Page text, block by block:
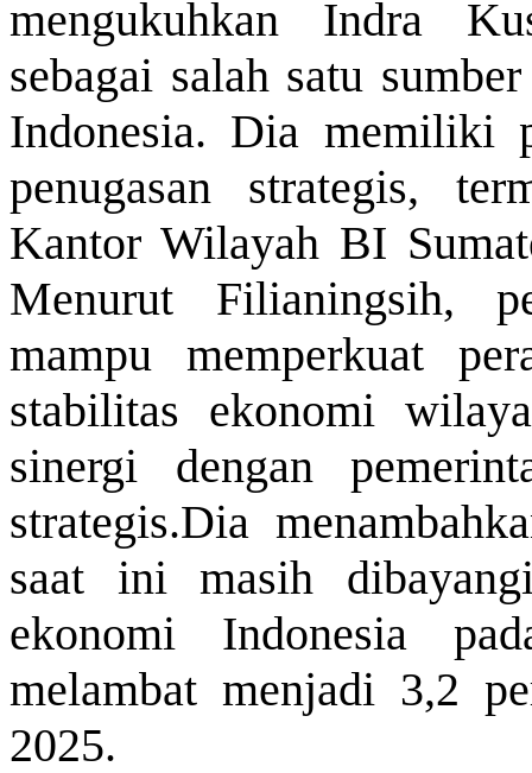
mengukuhkan Indra
sebagai salah satu
Indonesia. Dia memiliki
penugasan strategis,
Kantor Wilayah BI
Menurut Filianingsih,
mampu memperkuat
stabilitas ekonomi
sinergi dengan
strategis.Dia
saat ini masih
ekonomi Indonesia
melambat menjadi 3,2
2025.